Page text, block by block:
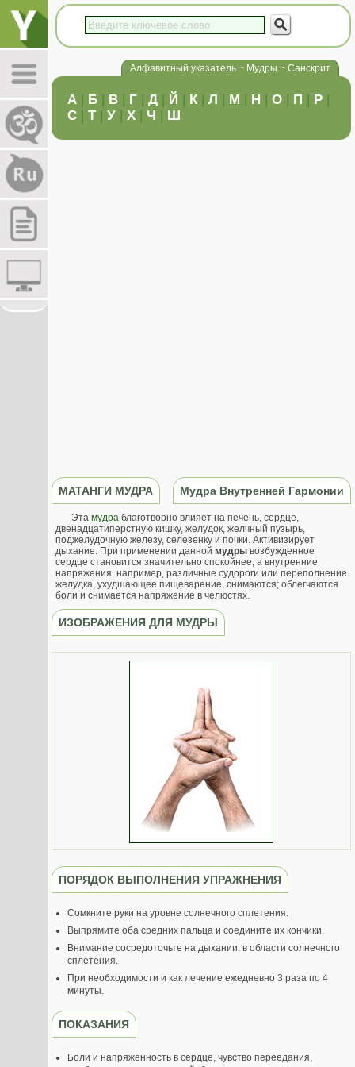
Алфавитный указатель ~ Мудры ~ Санскрит
А | Б | В | Г | Д | Й | К | Л | М | Н | О | П | Р |
С | Т| У | Х | Ч | Ш
МАТАНГИ МУДРА Мудра Внутренней Гармонии
Эта мудра благотворно влияет на печень, сердце,
двенадцатиперстную кишку, желудок, желчный пузырь,
поджелудочную железу, селезенку и почки. Активизирует
дыхание. При применении данной мудры возбужденное
сердце становится значительно спокойнее, а внутренние
напряжения, например, различные судороги или переполнение
желудка, ухудшающее пищеварение, снимаются; облегчаются
боли и снимается напряжение в челюстях.
ИЗОБРАЖЕНИЯ ДЛЯ МУДРЫ
ПОРЯДОК ВЫПОЛНЕНИЯ УПРАЖНЕНИЯ
Сомкните руки на уровне солнечного сплетения.
Выпрямите оба средних пальца и соедините их кончики.
Внимание сосредоточьте на дыхании, в области солнечного
сплетения.
При необходимости и как лечение ежедневно 3 раза по 4
минуты.
ПОКАЗАНИЯ
Боли и напряженность в сердце, чувство переедания,